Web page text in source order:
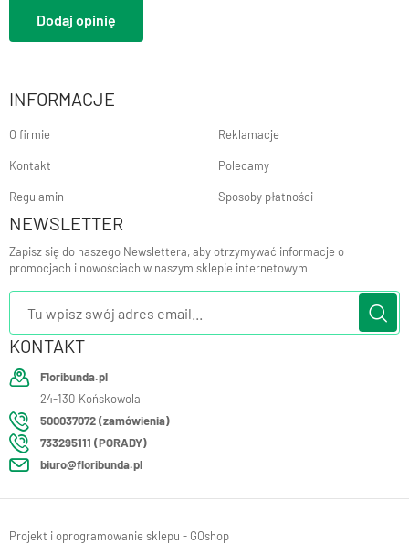
Dodaj opinię
INFORMACJE
O firmie
Kontakt
Regulamin
Reklamacje
Polecamy
Sposoby płatności
NEWSLETTER
Zapisz się do naszego Newslettera, aby otrzymywać informacje o
promocjach i nowościach w naszym sklepie internetowym
KONTAKT
Floribunda.pl
24-130 Końskowola
500037072 (zamówienia)
733295111 (PORADY)
biuro@floribunda.pl
Projekt i oprogramowanie sklepu - GOshop